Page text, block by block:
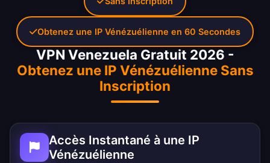
VPN Venezuela Gratuit 2026 -
Obtenez une IP Vénézuélienne Sans
Inscription
Accès Instantané à une IP
Vénézuélienne
Obtenez une IP Vénézuélienne en 60 Secondes